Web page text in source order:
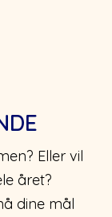
Eller vil
året?
dine mål